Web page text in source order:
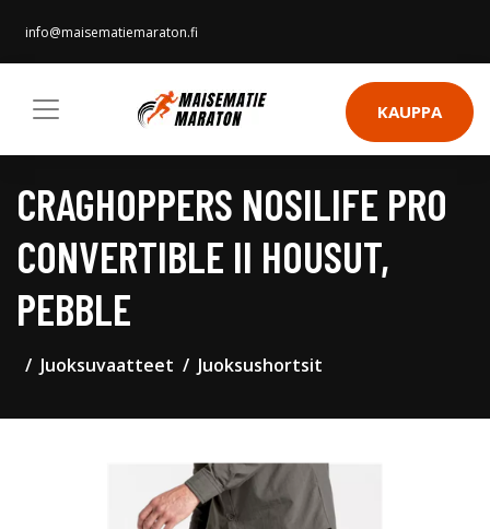
info@maisematiemaraton.fi
KAUPPA
CRAGHOPPERS NOSILIFE PRO
CONVERTIBLE II HOUSUT,
PEBBLE
Juoksuvaatteet Juoksushortsit